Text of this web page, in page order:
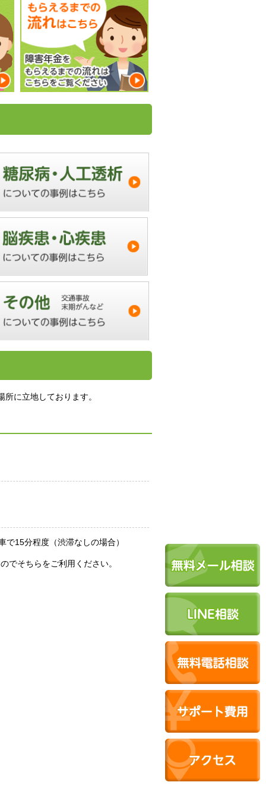
に立地しております。
15分程度（渋滞なしの場合）
でそちらをご利用ください。